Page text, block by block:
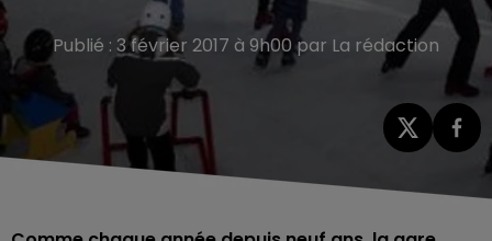
Publié : 3 février 2017 à 9h00 par La rédaction